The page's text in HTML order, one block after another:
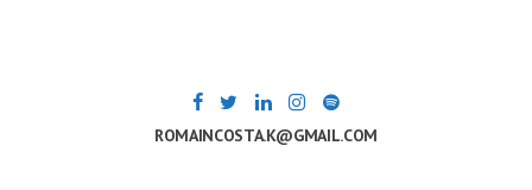
ROMAINCOSTA.K@GMAIL.COM